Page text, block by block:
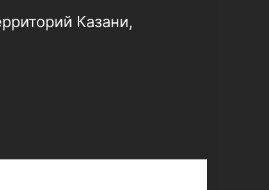
Казани,